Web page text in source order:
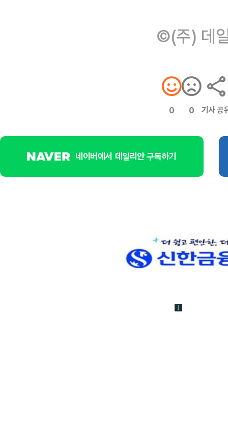
©(주) 데
0 0 기사 공
네이버에서 데일리안 구독하기